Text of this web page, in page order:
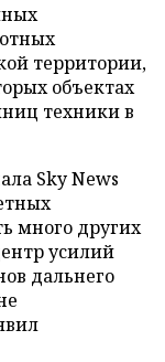
территории,
объектах
техники в
Sky News
много других
усилий
дальнего